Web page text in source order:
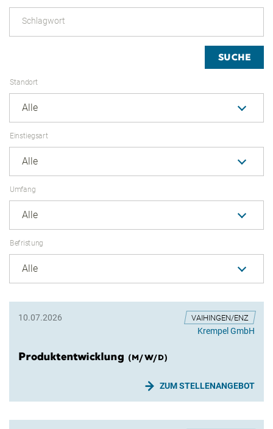
Schlagwort
SUCHE
Alle
Standort
Alle
Einstiegsart
Alle
Umfang
Alle
Befristung
10.07.2026 VAIHINGEN/ENZ
Krempel GmbH
Produktentwicklung (M/W/D)
ZUM STELLENANGEBOT